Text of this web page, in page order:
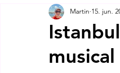
og
Martin 15. jun.